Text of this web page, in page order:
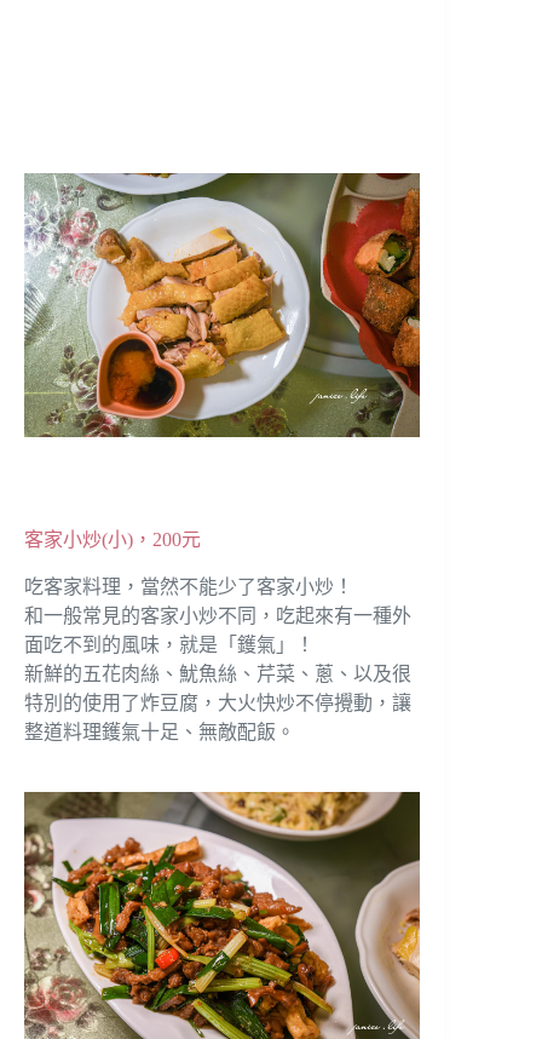
客家小炒(小)，200元
吃客家料理，當然不能少了客家小炒！
和一般常見的客家小炒不同，吃起來有一種外
面吃不到的風味，就是「鑊氣」！
新鮮的五花肉絲、魷魚絲、芹菜、蔥、以及很
特別的使用了炸豆腐，大火快炒不停攪動，讓
整道料理鑊氣十足、無敵配飯。